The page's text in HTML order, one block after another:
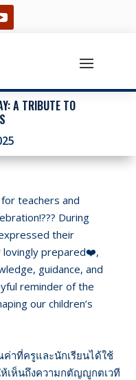
A TRIBUTE TO
teachers and
During
their
lovingly prepared❤️,
guidance, and
reminder of the
our children’s
าที่ครูและนักเรียนได้ใช้
ห้เห็นถึงความกตัญญูกตเวที